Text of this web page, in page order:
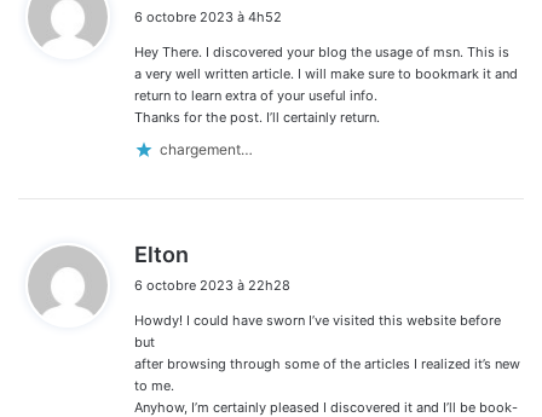
t
:
6 octobre 2023 à 4h52
Hey There. I discovered your blog the usage of msn. This is
a very well written article. I will make sure to bookmark it and
return to learn extra of your useful info.
Thanks for the post. I’ll certainly return.
chargement…
Elton
t
6 octobre 2023 à 22h28
Howdy! I could have sworn I’ve visited this website before
but
after browsing through some of the articles I realized it’s new
to me.
Anyhow, I’m certainly pleased I discovered it and I’ll be book-